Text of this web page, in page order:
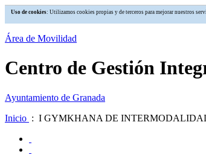
Uso de cookies: Utilizamos cookies propias y de terceros para mejorar nuestros
Área de Movilidad
Centro de Gestión
Ayuntamiento de Granada
Inicio : I GYMKHANA DE